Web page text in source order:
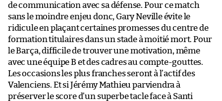
de communication avec sa défense. Pour ce match
sans le moindre enjeu donc, Gary Neville évite le
ridicule en plaçant certaines promesses du centre de
formation titulaires dans un stade à moitié mort. Pour
le Barça, difficile de trouver une motivation, même
avec une équipe B et des cadres au compte-gouttes.
Les occasions les plus franches seront à l’actif des
Valenciens. Et si Jérémy Mathieu parviendra à
préserver le score d’un superbe tacle face à Santi